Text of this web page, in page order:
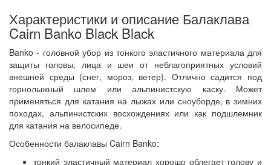
Характеристики и описание Балаклава
Cairn Banko Black Black
Banko - головной убор из тонкого эластичного материала для
защиты головы, лица и шеи от неблагоприятных условий
внешней среды (снег, мороз, ветер). Отлично садится под
горнолыжный шлем или альпинистскую каску. Может
применяться для катания на лыжах или сноуборде, в зимних
походах, альпинистских восхождениях или как подшлемник
для катания на велосипеде.
Особенности балаклавы Cairn Banko:
тонкий эластичный материал хорошо облегает голову и